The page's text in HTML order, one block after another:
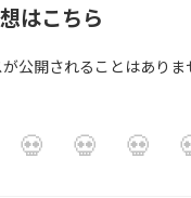
はこちら
公開されることはありま